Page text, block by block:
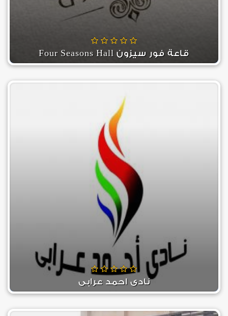
قاعة فور سيزون Four Seasons Hall
نادي احمد عرابي